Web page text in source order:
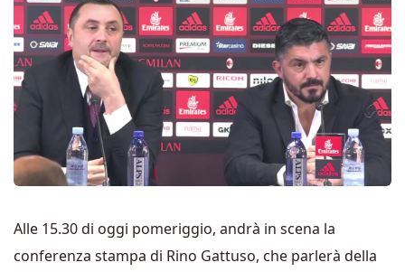
Alle 15.30 di oggi pomeriggio, andrà in scena la
conferenza stampa di Rino Gattuso, che parlerà della